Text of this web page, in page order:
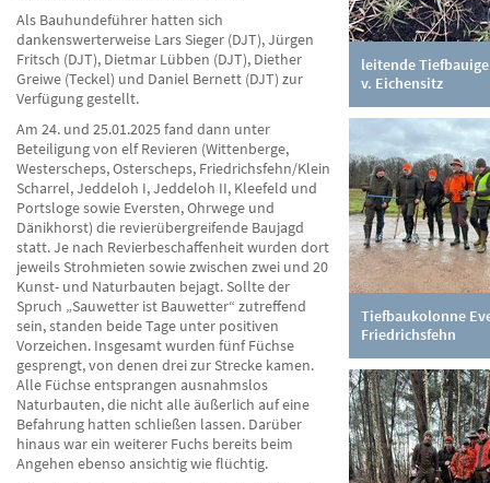
leitende
v. Eichensitz
Tiefbaukolonne
Friedrichsfehn
Als Bauhundeführer hatten sich
dankenswerterweise Lars Sieger (DJT), Jürgen
Fritsch (DJT), Dietmar Lübben (DJT), Diether
Greiwe (Teckel) und Daniel Bernett (DJT) zur
Verfügung gestellt.
Am 24. und 25.01.2025 fand dann unter
Beteiligung von elf Revieren (Wittenberge,
Westerscheps, Osterscheps, Friedrichsfehn/Klein
Scharrel, Jeddeloh I, Jeddeloh II, Kleefeld und
Portsloge sowie Eversten, Ohrwege und
Dänikhorst) die revierübergreifende Baujagd
statt. Je nach Revierbeschaffenheit wurden dort
jeweils Strohmieten sowie zwischen zwei und 20
Kunst- und Naturbauten bejagt. Sollte der
Spruch „Sauwetter ist Bauwetter“ zutreffend
sein, standen beide Tage unter positiven
Vorzeichen. Insgesamt wurden fünf Füchse
gesprengt, von denen drei zur Strecke kamen.
Alle Füchse entsprangen ausnahmslos
Naturbauten, die nicht alle äußerlich auf eine
Befahrung hatten schließen lassen. Darüber
hinaus war ein weiterer Fuchs bereits beim
Angehen ebenso ansichtig wie flüchtig.